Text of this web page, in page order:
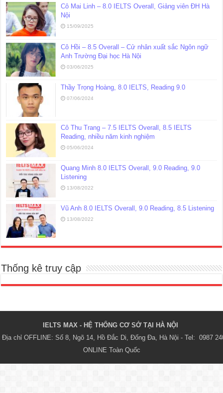
Cô Mai Linh – 8.0 IELTS Overall, Giảng viên ĐH Hà
Nội
15/09/2025
Cô Hồi – 8.5 Overall – Cử nhân xuất sắc Ngôn ngữ
Anh Trường Đại học Hà Nội
03/06/2025
Thầy Trọng Hoàng, 8.0 IELTS, Reading 9.0
07/06/2024
Cô Thu Trang – 7.5 IELTS Overall, 8.5 IELTS
Reading, nhiều năm kinh nghiệm
05/06/2024
Quang Minh 8.0 IELTS Overall, 9.0 Reading, 9.0
Listening
13/08/2022
Vũ Anh 8.0 IELTS Overall, 9.0 Reading, 8.5 Listening
13/08/2022
Thống kê truy cập
IELTS MAX - HỆ THỐNG CƠ SỞ TẠI HÀ NỘI
Địa chỉ OFFLINE: Số 8, Ngõ 14, Hồ Đắc Di, Đống Đa, Hà Nội - Tel:  0987